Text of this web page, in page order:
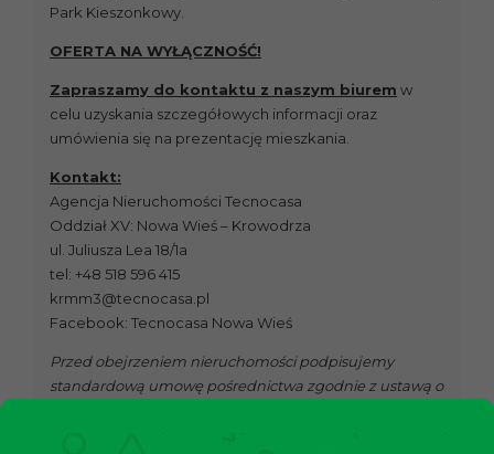
Park Kieszonkowy.
OFERTA NA WYŁĄCZNOŚĆ!
Zapraszamy do kontaktu z naszym biurem w
celu uzyskania szczegółowych informacji oraz
umówienia się na prezentację mieszkania.
Kontakt:
Agencja Nieruchomości Tecnocasa
Oddział XV: Nowa Wieś – Krowodrza
ul. Juliusza Lea 18/1a
tel: +48 518 596 415
krmm3@tecnocasa.pl
Facebook: Tecnocasa Nowa Wieś
Przed obejrzeniem nieruchomości podpisujemy
standardową umowę pośrednictwa zgodnie z ustawą o